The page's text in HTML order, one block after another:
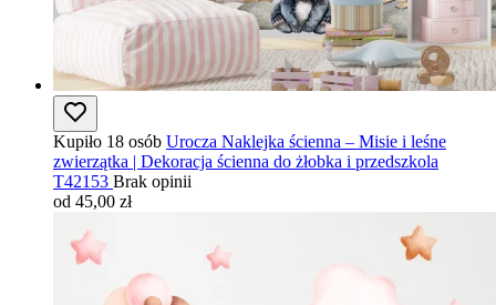
Kupiło 18 osób Urocza Naklejka ścienna – Misie i leśne
zwierzątka | Dekoracja ścienna do żłobka i przedszkola
T42153 Brak opinii
od 45,00 zł